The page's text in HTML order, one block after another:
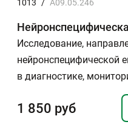
1013 / A09.05.246
Исследование,
нейронспецифической
в диагностике,
1 850 руб